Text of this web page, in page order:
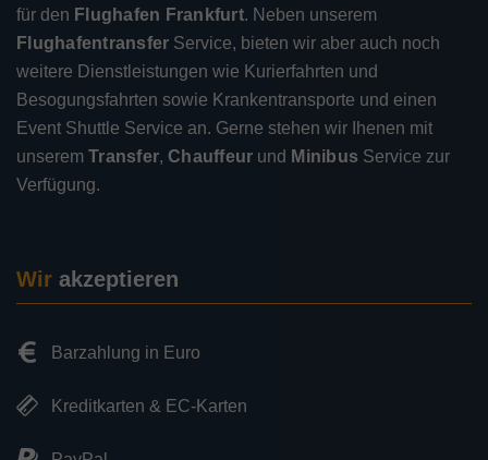
für den Flughafen Frankfurt. Neben unserem
Flughafentransfer Service, bieten wir aber auch noch
weitere Dienstleistungen wie Kurierfahrten und
Besogungsfahrten sowie Krankentransporte und einen
Event Shuttle Service an. Gerne stehen wir Ihenen mit
unserem Transfer, Chauffeur und Minibus Service zur
Verfügung.
Wir akzeptieren
Barzahlung in Euro
Kreditkarten & EC-Karten